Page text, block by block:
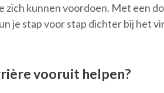
zich kunnen voordoen. Met een
je stap voor stap dichter bij het
vooruit helpen?